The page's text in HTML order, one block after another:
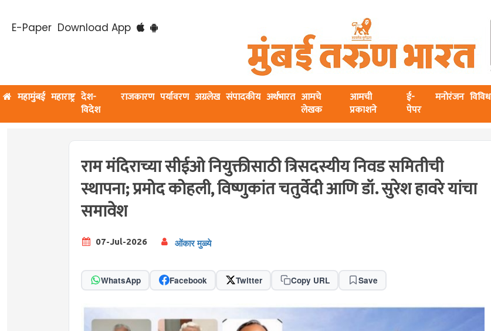
E-Paper Download App
महामुंबई महाराष्ट्र देश-
विदेश
राजकारण पर्यावरण अग्रलेख संपादकीय अर्थभारत आमचे
लेखक
आमची
प्रकाशने
ई-
पेपर
मनोरंजन विविध
राम मंदिराच्या सीईओ नियुक्तीसाठी त्रिसदस्यीय निवड समितीची
स्थापना; प्रमोद कोहली, विष्णुकांत चतुर्वेदी आणि डॉ. सुरेश हावरे यांचा
समावेश
07-Jul-2026 ओंकार मुळ्ये
WhatsApp Facebook Twitter Copy URL Save